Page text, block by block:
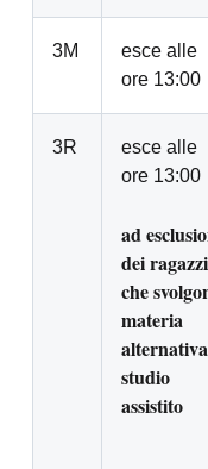
3M
esce alle
ore 13:00
3R
esce alle
ore 13:00
ad
dei ragazzi
che
materia
studio
assistito